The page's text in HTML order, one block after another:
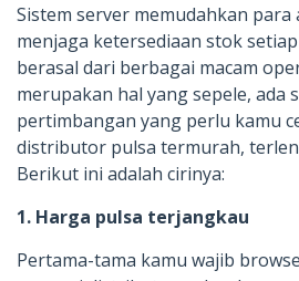
Sistem server memudahkan
menjaga ketersediaan stok
berasal dari berbagai macam
merupakan hal yang sepele, ada
pertimbangan yang perlu kamu
distributor pulsa termurah,
Berikut ini adalah cirinya:
1. Harga pulsa terjangkau
Pertama-tama kamu wajib